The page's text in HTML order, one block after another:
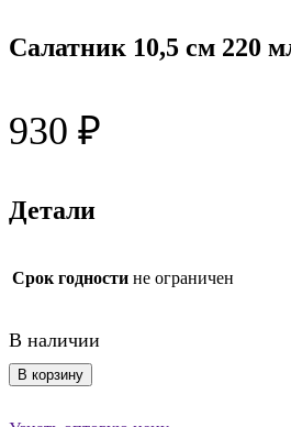
Салатник 10,5 см 220
930 ₽
Детали
Срок годности не ограничен
В наличии
Количество
товара
В корзину